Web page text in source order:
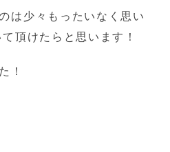
は少々もったいなく思い
頂けたらと思います！
！